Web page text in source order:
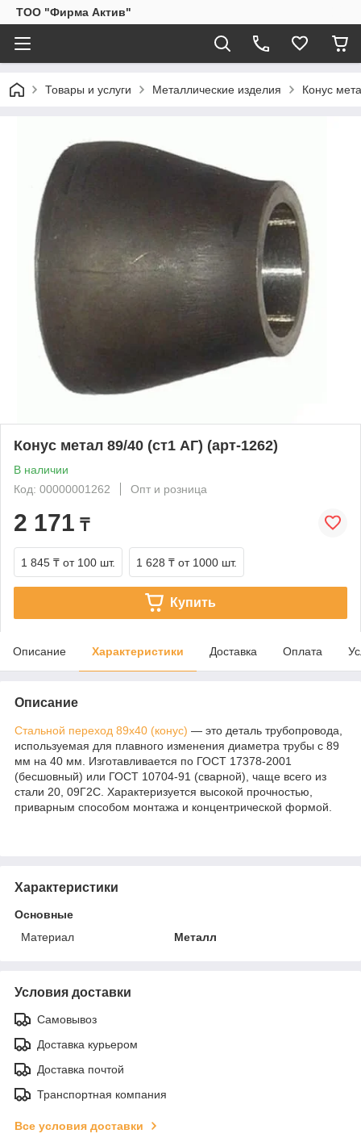
ТОО "Фирма Актив"
Товары и услуги Металлические изделия Конус
Конус метал 89/40 (ст1 АГ) (арт-1262)
В наличии
Код: 00000001262
Опт и розница
2 171 ₸
1 845 ₸ от 100 шт. 1 628 ₸ от 1000 шт.
Купить
Описание Характеристики Доставка Оплата
Описание
Стальной переход 89х40 (конус) — это деталь трубопровода,
используемая для плавного изменения диаметра трубы с 89
мм на 40 мм. Изготавливается по ГОСТ 17378-2001
(бесшовный) или ГОСТ 10704-91 (сварной), чаще всего из
стали 20, 09Г2С. Характеризуется высокой прочностью,
приварным способом монтажа и концентрической формой.
Характеристики
Основные
Материал
Металл
Условия доставки
Самовывоз
Доставка курьером
Доставка почтой
Транспортная компания
Все условия доставки